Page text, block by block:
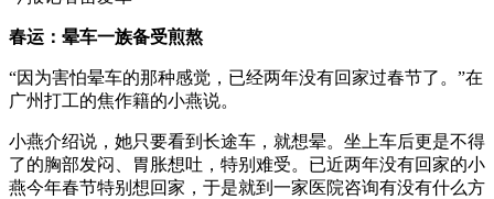
春运：晕车一族备受煎熬
“因为害怕晕车的那种感觉，已经两年没有回家过春节了。”在
广州打工的焦作籍的小燕说。
小燕介绍说，她只要看到长途车，就想晕。坐上车后更是不得
了的胸部发闷、胃胀想吐，特别难受。已近两年没有回家的小
燕今年春节特别想回家，于是就到一家医院咨询有没有什么方